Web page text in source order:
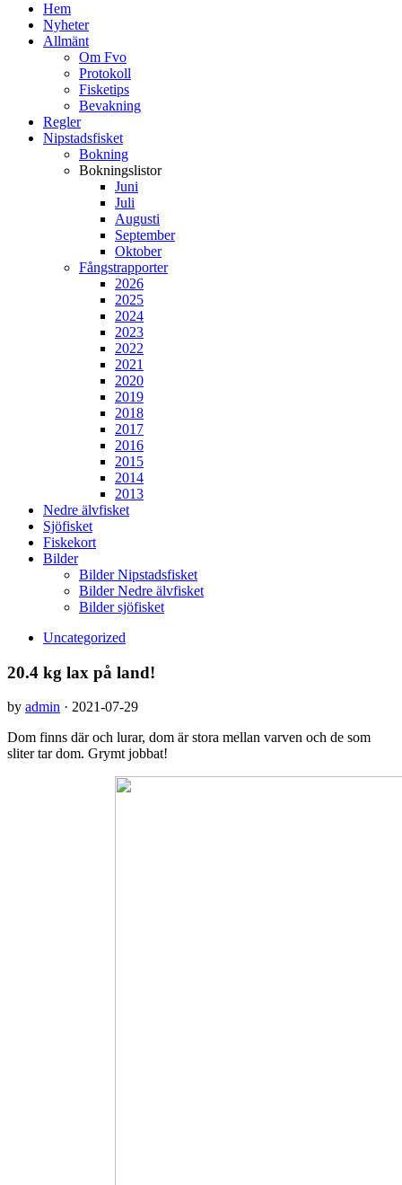
Hem
Nyheter
Allmänt
Om Fvo
Protokoll
Fisketips
Bevakning
Regler
Nipstadsfisket
Bokning
Bokningslistor
Juni
Juli
Augusti
September
Oktober
Fångstrapporter
2026
2025
2024
2023
2022
2021
2020
2019
2018
2017
2016
2015
2014
2013
Nedre älvfisket
Sjöfisket
Fiskekort
Bilder
Bilder Nipstadsfisket
Bilder Nedre älvfisket
Bilder sjöfisket
Uncategorized
20.4 kg lax på land!
by admin · 2021-07-29
Dom finns där och lurar, dom är stora mellan varven och de som
sliter tar dom. Grymt jobbat!